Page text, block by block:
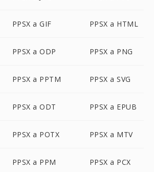
PPSX a GIF PPSX a HTML
PPSX a ODP PPSX a PNG
PPSX a PPTM PPSX a SVG
PPSX a ODT PPSX a EPUB
PPSX a POTX PPSX a MTV
PPSX a PPM PPSX a PCX